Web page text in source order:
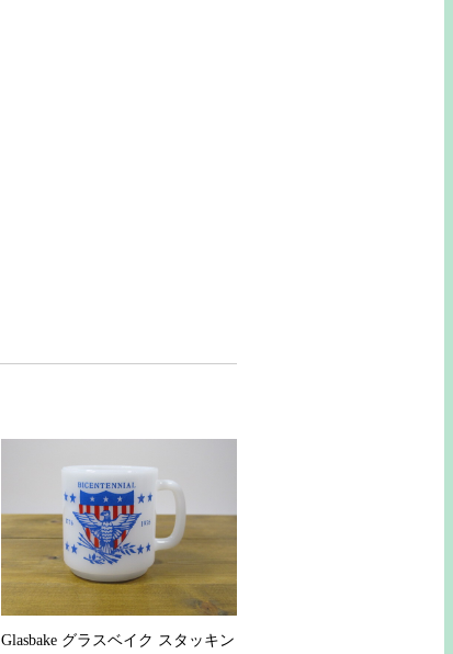
Glasbake グラスベイク スタッキン